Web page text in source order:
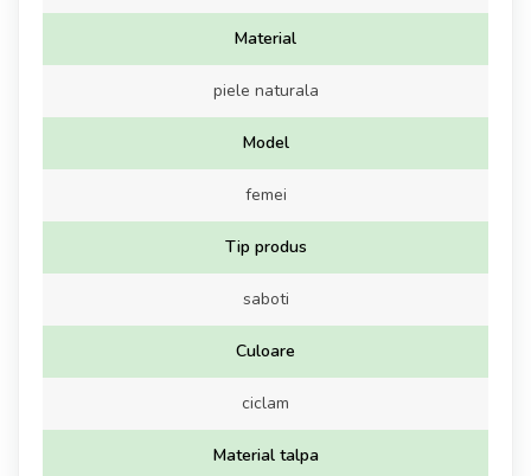
Material
piele naturala
Model
femei
Tip produs
saboti
Culoare
ciclam
Material talpa